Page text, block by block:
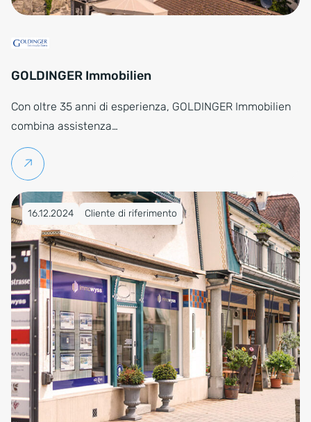
GOLDINGER Immobilien
Con oltre 35 anni di esperienza, GOLDINGER Immobilien
combina assistenza…
Per saperne di più
Pubblicato su 16.12.2024
16.12.2024 Cliente di riferimento